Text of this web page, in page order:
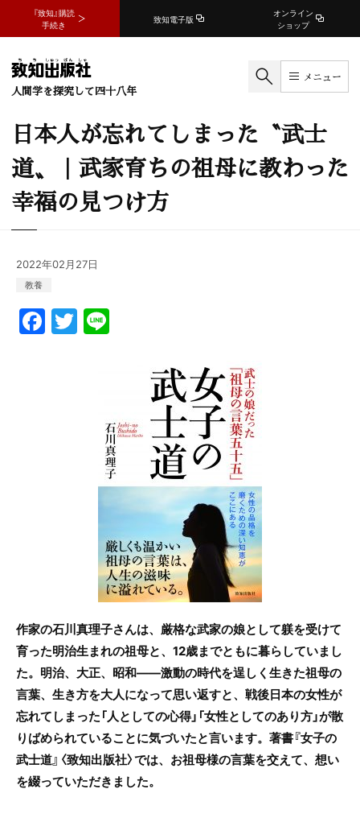
『致知』購読
手続き
致知電子版
オンライン
ショップ
人間学を探究して四十八年
メニュー
日本人が忘れてしまった〝武士
道〟｜武家育ちの祖母に教わった
幸福の見つけ方
2022年02月27日
教養
F
a
T
w
作家の石川真理子さんは、厳格な武家の娘として躾を受けて
育った明治生まれの祖母と、12歳までともに暮らしていまし
た。明治、大正、昭和――激動の時代を逞しく生きた祖母の
言葉、生き方を大人になって思い返すと、戦後日本の女性が
忘れてしまった「人としての心得」「女性としてのあり方」が散
りばめられていることに気づいたと言います。著書『女子の
武士道』〈致知出版社〉では、お祖母様の言葉を交えて、想い
を綴っていただきました。